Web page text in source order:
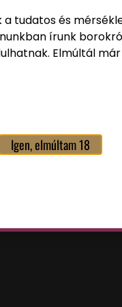
tájékoztatót
a tudatos és
írunk
Elmúltál már
Igen, elmúltam 18